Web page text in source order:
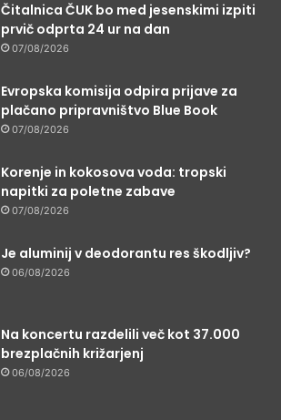
Čitalnica ČUK bo med jesenskimi izpiti
prvič odprta 24 ur na dan
07/08/2026
Evropska komisija odpira prijave za
plačano pripravništvo Blue Book
07/08/2026
Korenje in kokosova voda: tropski
napitki za poletne zabave
07/08/2026
Je aluminij v deodorantu res škodljiv?
06/08/2026
Na koncertu razdelili več kot 37.000
brezplačnih križarjenj
06/08/2026